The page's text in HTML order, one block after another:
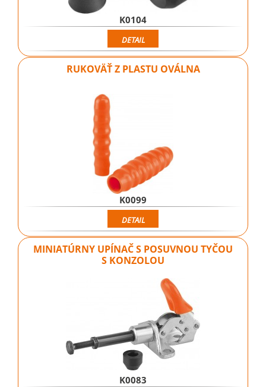
K0104
DETAIL
RUKOVÄŤ Z PLASTU OVÁLNA
K0099
DETAIL
MINIATÚRNY UPÍNAČ S POSUVNOU TYČOU
S KONZOLOU
K0083